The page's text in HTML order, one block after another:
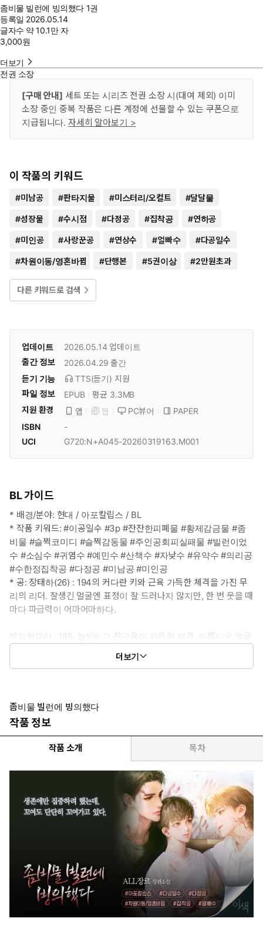
좀비물 빌런에 빙의했다 1권
등록일 2026.05.14
글자수 약 10.1만 자
3,000원
더보기
전권 소장
[구매 안내] 세트 또는 시리즈 전권 소장 시(대여 제외) 이미
소장 중인 중복 작품은 다른 계정에 선물할 수 있는 쿠폰으로
지급됩니다. 자세히 알아보기 >
이 작품의 키워드
#미남공 #판타지물 #미스터리/오컬트 #달달물
#성장물 #수시점 #다정공 #집착공 #연하공
#미인공 #사랑꾼공 #연상수 #얼빠수 #다공일수
#차원이동/영혼바뀜 #단행본 #5권이상 #2만원초과
다른 키워드로 검색
업데이트 2026.05.14 업데이트
출간 정보
2026.04.29 출간
듣기 기능
TTS(듣기) 지원
파일 정보
EPUB
평균 3.3MB
지원 환경
앱 웹 PC뷰어
PAPER
ISBN
-
UCI
G720:N+A045-20260319163.M001
BL 가이드
* 배경/분야: 현대 / 아포칼립스 / BL
* 작품 키워드: #이공일수 #3p #잔잔한피폐물 #황제감금물 #좀
비물 #슬쩍코미디 #슬쩍감동물 #주인공회피실패물 #빌런이었
수 #소심수 #귀염수 #예민수 #산책수 #자낮수 #유약수 #의리공
#수한정집착공 #다정공 #미남공 #미인공
* 공: 장태하(26) : 194의 커다란 키와 근육 가득한 체격을 가진 무
리의 리더. 잘생긴 얼굴엔 표정이 잘 드러나지 않지만, 한 번 웃을 때
마다 파급력이 어마어마하다.
박강현(24) : 188. 늘씬하고 잔근육이 가득한 체격. 아름다운 얼굴
로 아무렇지않게 욕을 내뱉지만, 윤희재가 싫어해 욕도 참고 있는
참사랑꾼. 윤희재 한정 애교 많고 장난스러운 성격.
금씩 성장한다.
* 이럴 때 보세요: 스릴 넘치는 세계관에 달달함을 느끼고 싶을 때 보
세요.
* 공감 글귀: 일단, 살고 보자.
더보기
좀비물 빌런에 빙의했다
작품 정보
작품 소개 목차